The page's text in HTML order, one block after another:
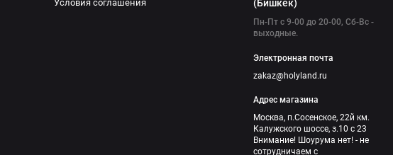
Условия соглашения (Бишкек)
Пн-Пт с 9-00 до 20-00, Сб-Вс -
выходные.
Электронная почта
zakaz@holyland.ru
Адрес магазина
Москва, п.Сосенское, 22й км.
Калужского шоссе, з.10 с 23
Внимание! Шоурума нет! - не
сотрудничаем с